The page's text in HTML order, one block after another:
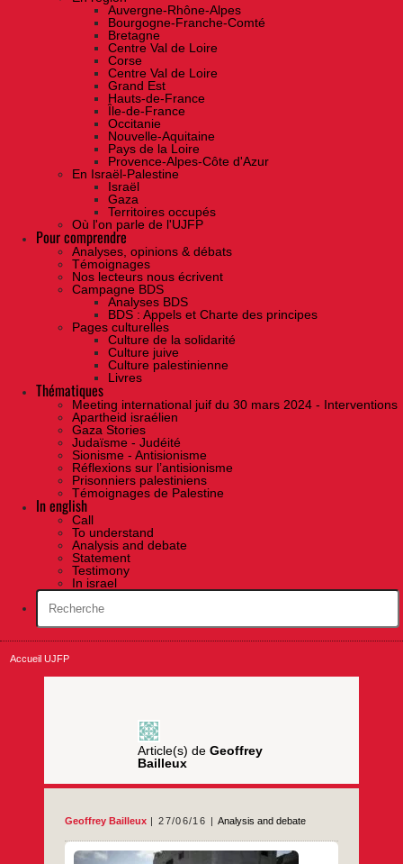
Auvergne-Rhône-Alpes
Bourgogne-Franche-Comté
Bretagne
Centre Val de Loire
Corse
Centre Val de Loire
Grand Est
Hauts-de-France
Île-de-France
Occitanie
Nouvelle-Aquitaine
Pays de la Loire
Provence-Alpes-Côte d'Azur
En Israël-Palestine
Israël
Gaza
Territoires occupés
Où l'on parle de l'UJFP
Pour comprendre
Analyses, opinions & débats
Témoignages
Nos lecteurs nous écrivent
Campagne BDS
Analyses BDS
BDS : Appels et Charte des principes
Pages culturelles
Culture de la solidarité
Culture juive
Culture palestinienne
Livres
Thématiques
Meeting international juif du 30 mars 2024 - Interventions
Apartheid israélien
Gaza Stories
Judaïsme - Judéité
Sionisme - Antisionisme
Réflexions sur l’antisionisme
Prisonniers palestiniens
Témoignages de Palestine
In english
Call
To understand
Analysis and debate
Statement
Testimony
In israel
Accueil UJFP
Article(s) de Geoffrey
Bailleux
Geoffrey Bailleux 27/06/16 Analysis and debate